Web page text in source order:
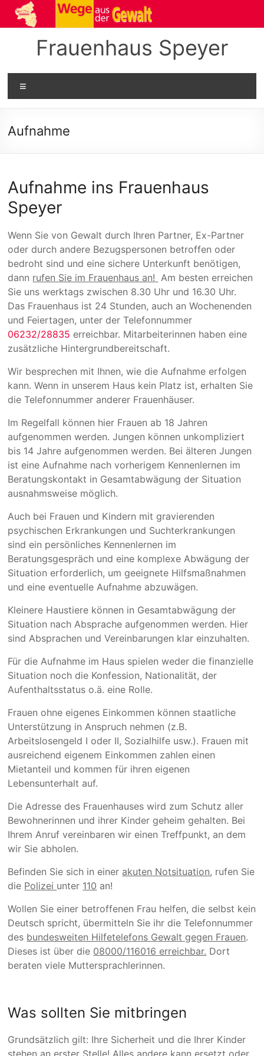
Zum
Inhalt
springen
Frauenhaus Speyer
Aufnahme
Aufnahme ins Frauenhaus
Speyer
Wenn Sie von Gewalt durch Ihren Partner, Ex-Partner
oder durch andere Bezugspersonen betroffen oder
bedroht sind und eine sichere Unterkunft benötigen,
dann rufen Sie im Frauenhaus an! Am besten erreichen
Sie uns werktags zwischen 8.30 Uhr und 16.30 Uhr.
Das Frauenhaus ist 24 Stunden, auch an Wochenenden
und Feiertagen, unter der Telefonnummer
06232/28835 erreichbar. Mitarbeiterinnen haben eine
zusätzliche Hintergrundbereitschaft.
Wir besprechen mit Ihnen, wie die Aufnahme erfolgen
kann. Wenn in unserem Haus kein Platz ist, erhalten Sie
die Telefonnummer anderer Frauenhäuser.
Im Regelfall können hier Frauen ab 18 Jahren
aufgenommen werden. Jungen können unkompliziert
bis 14 Jahre aufgenommen werden. Bei älteren Jungen
ist eine Aufnahme nach vorherigem Kennenlernen im
Beratungskontakt in Gesamtabwägung der Situation
ausnahmsweise möglich.
Auch bei Frauen und Kindern mit gravierenden
psychischen Erkrankungen und Suchterkrankungen
sind ein persönliches Kennenlernen im
Beratungsgespräch und eine komplexe Abwägung der
Situation erforderlich, um geeignete Hilfsmaßnahmen
und eine eventuelle Aufnahme abzuwägen.
Kleinere Haustiere können in Gesamtabwägung der
Situation nach Absprache aufgenommen werden. Hier
sind Absprachen und Vereinbarungen klar einzuhalten.
Für die Aufnahme im Haus spielen weder die finanzielle
Situation noch die Konfession, Nationalität, der
Aufenthaltsstatus o.ä. eine Rolle.
Frauen ohne eigenes Einkommen können staatliche
Unterstützung in Anspruch nehmen (z.B.
Arbeitslosengeld I oder II, Sozialhilfe usw.). Frauen mit
ausreichend eigenem Einkommen zahlen einen
Mietanteil und kommen für ihren eigenen
Lebensunterhalt auf.
Die Adresse des Frauenhauses wird zum Schutz aller
Bewohnerinnen und ihrer Kinder geheim gehalten. Bei
Ihrem Anruf vereinbaren wir einen Treffpunkt, an dem
wir Sie abholen.
Befinden Sie sich in einer akuten Notsituation, rufen Sie
die Polizei unter 110 an!
Wollen Sie einer betroffenen Frau helfen, die selbst kein
Deutsch spricht, übermitteln Sie ihr die Telefonnummer
des bundesweiten Hilfetelefons Gewalt gegen Frauen.
Dieses ist über die 08000/116016 erreichbar. Dort
beraten viele Muttersprachlerinnen.
Was sollten Sie mitbringen
Grundsätzlich gilt: Ihre Sicherheit und die Ihrer Kinder
stehen an erster Stelle! Alles andere kann ersetzt oder